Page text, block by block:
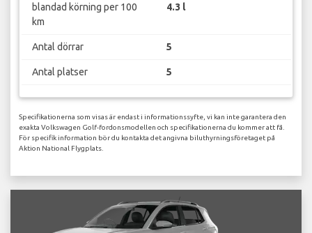
blandad körning per 100
km
4.3 l
Antal dörrar 5
Antal platser 5
Specifikationerna som visas är endast i informationssyfte, vi kan inte garantera den
exakta Volkswagen Golf-fordonsmodellen och specifikationerna du kommer att få.
För specifik information bör du kontakta det angivna biluthyrningsföretaget på
Aktion National Flygplats.